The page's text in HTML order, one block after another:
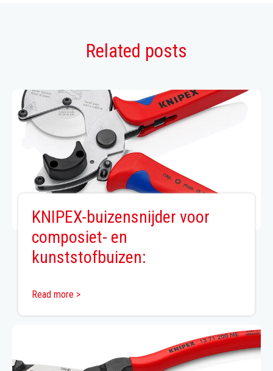
Related posts
KNIPEX-buizensnijder voor
composiet- en
kunststofbuizen:
Read more >